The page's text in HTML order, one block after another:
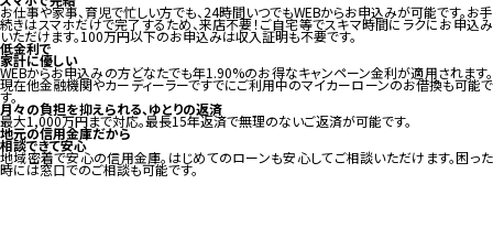
お仕事や家事、育児で忙しい方でも、24時間いつでもWEBからお申込みが可能です。お手
続きはスマホだけで完了するため、来店不要！ご自宅等でスキマ時間にラクにお申込み
いただけます。100万円以下のお申込みは収入証明も不要です。
低金利で
家計に優しい
WEBからお申込みの方どなたでも年1.90%のお得なキャンペーン金利が適用されます。
現在他金融機関やカーディーラーですでにご利用中のマイカーローンのお借換も可能で
す。
月々の負担を抑えられる、ゆとりの返済
最大1,000万円まで対応。最長15年返済で無理のないご返済が可能です。
地元の信用金庫だから
相談できて安心
地域密着で安心の信用金庫。はじめてのローンも安心してご相談いただけます。困った
時には窓口でのご相談も可能です。